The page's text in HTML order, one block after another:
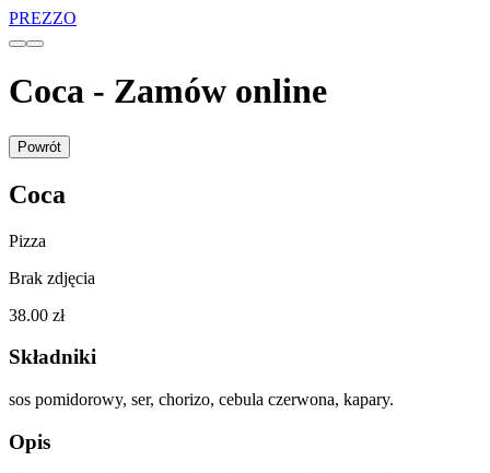
PREZZO
Coca - Zamów online
Powrót
Coca
Pizza
Brak zdjęcia
38.00 zł
Składniki
sos pomidorowy, ser, chorizo, cebula czerwona, kapary.
Opis